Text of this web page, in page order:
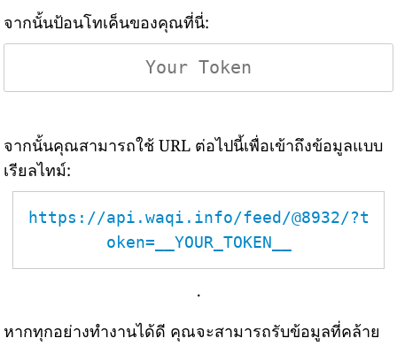
จากนั้นป้อนโทเค็นของคุณที่นี่:
จากนั้นคุณสามารถใช้ URL ต่อไปนี้เพื่อเข้าถึงข้อมูลแบบ
เรียลไทม์:
https://api.waqi.info/feed/@8932/?t
oken=__YOUR_TOKEN__
.
หากทุกอย่างทำงานได้ดี คุณจะสามารถรับข้อมูลที่คล้าย